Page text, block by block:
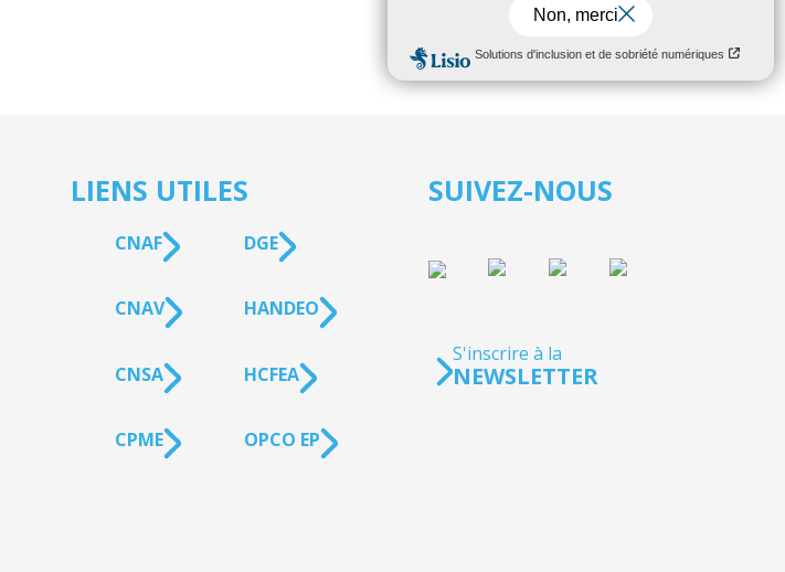
LIENS UTILES
CNAF
CNAV
CNSA
CPME
DGE
HANDEO
HCFEA
OPCO EP
SUIVEZ-NOUS
S'inscrire à la
NEWSLETTER